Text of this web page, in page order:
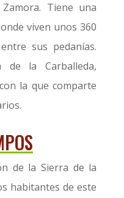
Tiene una
viven unos 360
sus pedanías.
de la Carballeda,
la que comparte
de la Sierra de la
habitantes de este